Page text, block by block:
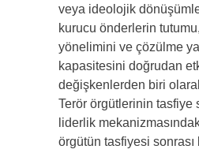
veya ideolojik
kurucu önderlerin
yönelimini ve çözülme ya
kapasitesini doğrudan
değişkenlerden biri
Terör örgütlerinin tasfiye
liderlik
örgütün tasfiyesi sonrası